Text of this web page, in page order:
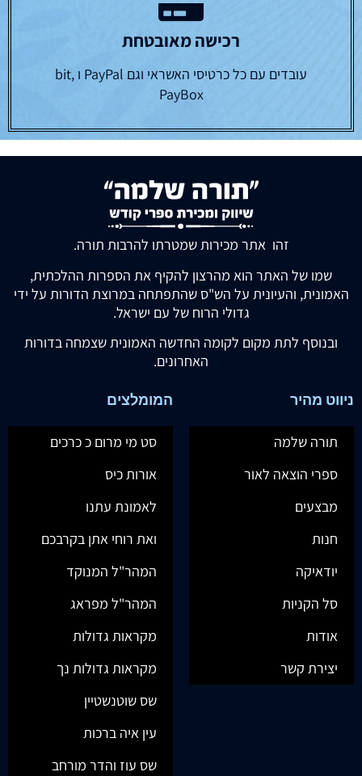
רכישה מאובטחת
עובדים עם כל כרטיסי האשראי וגם PayPal ו bit,
PayBox
זהו אתר מכירות שמטרתו להרבות תורה.
שמו של האתר הוא מהרצון להקיף את הספרות ההלכתית,
האמונית, והעיונית על הש"ס שהתפתחה במרוצת הדורות על ידי
גדולי הרוח של עם ישראל.
ובנוסף לתת מקום לקומה החדשה האמונית שצמחה בדורות
האחרונים.
ניווט מהיר
תורה שלמה
ספרי הוצאה לאור
מבצעים
חנות
יודאיקה
סל הקניות
אודות
יצירת קשר
המומלצים
סט מי מרום כ כרכים
אורות כיס
לאמונת עתנו
ואת רוחי אתן בקרבכם
המהר"ל המנוקד
המהר"ל מפראג
מקראות גדולות
מקראות גדולות נך
שס שוטנשטיין
עין איה ברכות
שס עוז והדר מורחב